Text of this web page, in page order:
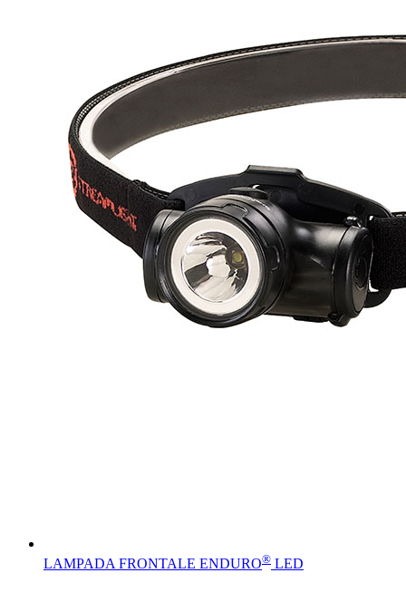
LAMPADA FRONTALE ENDURO® LED